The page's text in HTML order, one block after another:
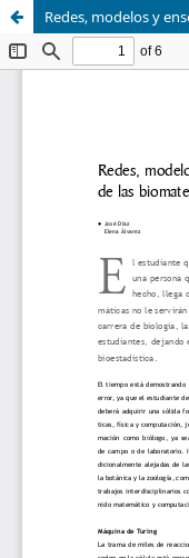
Redes, modelos y